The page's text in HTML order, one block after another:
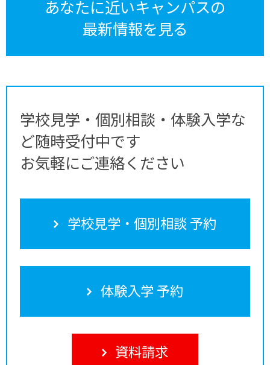
あなたに近いキャンパスの
最新情報を見る
学校見学・個別相談・体験入学な
ど随時受付中です
お気軽にご連絡ください
学校見学・個別相談 予約
体験入学 予約
資料請求